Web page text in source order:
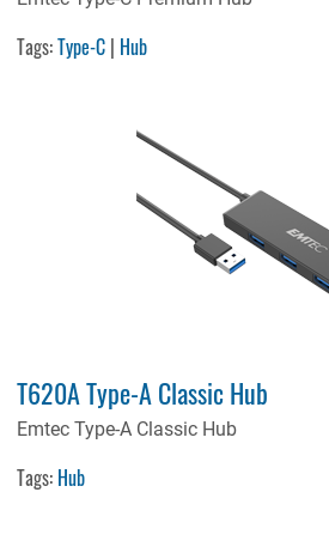
Tags:Type-C | Hub
T620A Type-A Classic Hub
Emtec Type-A Classic Hub
Tags: Hub